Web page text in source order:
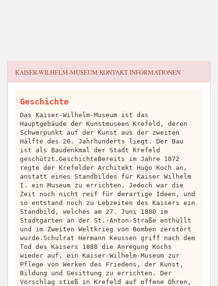
KAISER-WILHELM-MUSEUM KONTAKT INFORMATIONEN
Geschichte
Das Kaiser-Wilhelm-Museum ist das
Hauptgebäude der Kunstmuseen Krefeld, deren
Schwerpunkt auf der Kunst aus der zweiten
Hälfte des 20. Jahrhunderts liegt. Der Bau
ist als Baudenkmal der Stadt Krefeld
geschützt.GeschichteBereits im Jahre 1872
regte der Krefelder Architekt Hugo Koch an,
anstatt eines Standbildes für Kaiser Wilhelm
I. ein Museum zu errichten. Jedoch war die
Zeit noch nicht reif für derartige Ideen, und
so entstand noch zu Lebzeiten des Kaisers ein
Standbild, welches am 27. Juni 1880 im
Stadtgarten an der St.-Anton-Straße enthüllt
und im Zweiten Weltkrieg von Bomben zerstört
wurde.Schulrat Hermann Keussen griff nach dem
Tod des Kaisers 1888 die Anregung Kochs
wieder auf, ein Kaiser-Wilhelm-Museum zur
Pflege von Werken des Friedens, der Kunst,
Bildung und Gesittung zu errichten. Der
Vorschlag stieß in Krefeld auf offene Ohren,